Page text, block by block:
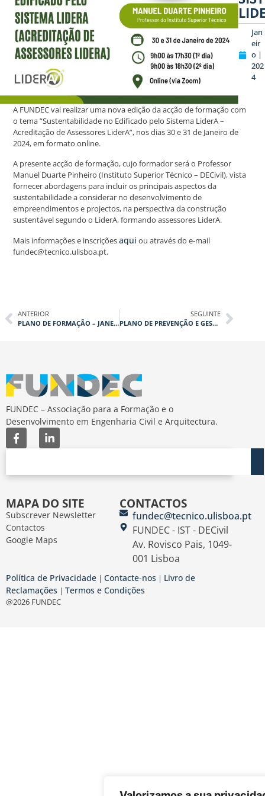
Jan
eir
o |
202
4
A FUNDEC vai realizar uma nova edição da acção de formação com
o tema “Sustentabilidade no Edificado pelo Sistema LiderA –
Acreditação de Assessores LiderA”, nos dias 30 e 31 de Janeiro de
2024, em formato online.
A presente acção de formação, cujo formador será o Professor
Manuel Duarte Pinheiro (Instituto Superior Técnico – DECivil), vista
fornecer abordagens para incluir os principais aspectos da
sustentabilidade a considerar no desenvolvimento de
empreendimentos e projectos, na perspectiva da construção
sustentável segundo o LiderA, formando assessores LiderA.
Mais informações e inscriçõesaqui ou através do e-mail
fundec@tecnico.ulisboa.pt.
ANTERIOR
PLANO DE FORMAÇÃO – JANEIRO 2024
SEGUINTE
PLANO DE PREVENÇÃO E GESTÃO DE RESÍDUOS DE CONSTRUÇÃO E DEMOLIÇÃO
FUNDEC – Associação para a Formação e o
Desenvolvimento em Engenharia Civil e Arquitectura.
MAPA DO SITE
Subscrever Newsletter
Contactos
Google Maps
CONTACTOS
fundec@tecnico.ulisboa.pt
FUNDEC - IST - DECivil
Av. Rovisco Pais, 1049-
001 Lisboa
Política de Privacidade | Contacte-nos | Livro de
Reclamações | Termos e Condições
@2026 FUNDEC